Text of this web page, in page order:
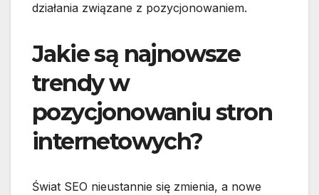
działania związane z pozycjonowaniem.
Jakie są najnowsze
trendy w
pozycjonowaniu stron
internetowych?
Świat SEO nieustannie się zmienia, a nowe